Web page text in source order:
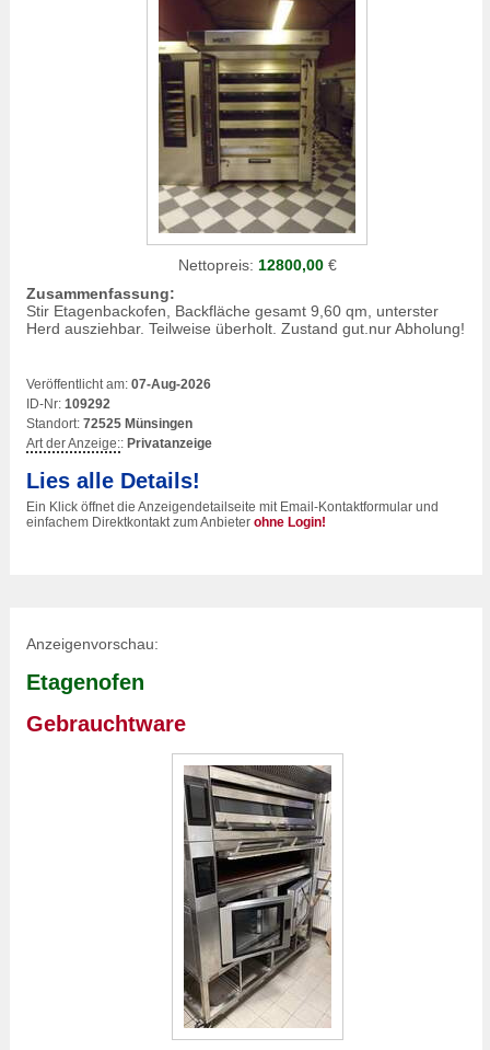
Nettopreis: 12800,00€
Zusammenfassung:
Stir Etagenbackofen, Backfläche gesamt 9,60 qm, unterster
Herd ausziehbar. Teilweise überholt. Zustand gut.nur Abholung!
Veröffentlicht am: 07-Aug-2026
ID-Nr: 109292
Standort: 72525 Münsingen
Art der Anzeige:: Privatanzeige
Lies alle Details!
Ein Klick öffnet die Anzeigendetailseite mit Email-Kontaktformular und
einfachem Direktkontakt zum Anbieter ohne Login!
Anzeigenvorschau:
Etagenofen
Gebrauchtware